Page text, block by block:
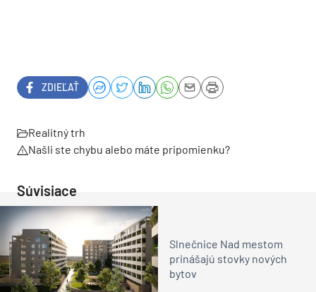
ZDIEĽAŤ
Realitný trh
Našli ste chybu alebo máte pripomienku?
Súvisiace
Slnečnice Nad mestom
prinášajú stovky nových
bytov